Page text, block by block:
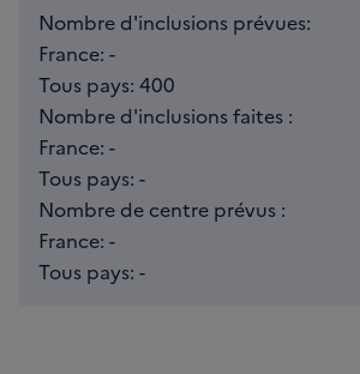
Nombre d'inclusions prévues:
France: -
Tous pays: 400
Nombre d'inclusions faites :
France: -
Tous pays: -
Nombre de centre prévus :
France: -
Tous pays: -